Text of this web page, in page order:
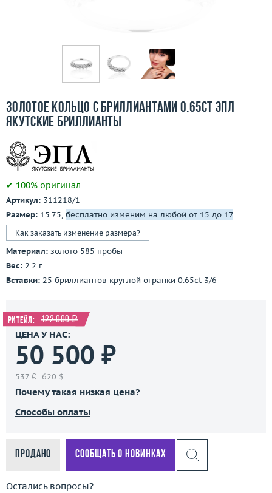
Контакты
3D-тур по шоуруму
Золотое кольцо с бриллиантами 0.65ct ЭПЛ
Якутские бриллианты
✔ 100% оригинал
Артикул: 311218/1
Размер: 15.75, бесплатно изменим на любой от 15 до 17
Как заказать изменение размера?
Материал: золото 585 пробы
Вес: 2.2 г
Вставки: 25 бриллиантов круглой огранки 0.65ct 3/6
Ритейл: 122 000 ₽
ЦЕНА У НАС:
50 500 ₽
537 € 620 $
Почему такая низкая цена?
Способы оплаты
Продано Сообщать о новинках
Остались вопросы?